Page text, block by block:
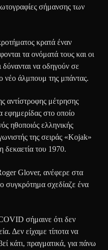
σήμανσης των
κρατά έναν
τα ονόματά τους και οι
δύνανται να οδηγούν σε
νέο άλμπουμ της μπάντας.
αντίστροφης μέτρησης
εφημερίδας στο οποίο
ηθοποιός ελληνικής
της σειράς «Kojak»
δεκαετία του 1970.
Glover, ανέφερε στα
συγκρότημα σχεδίαζε ένα
σήμαινε ότι δεν
Δεν είχαμε τίποτα να
κάτι, πραγματικά, για πάνω